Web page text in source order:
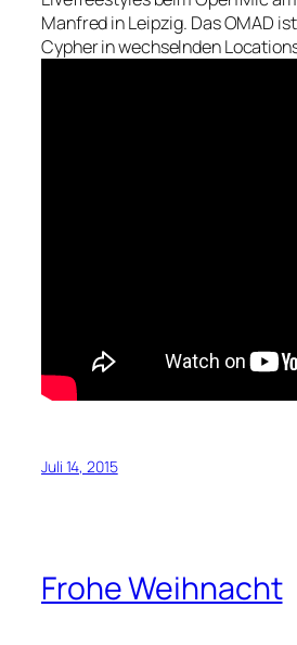
Manfred in Leipzig. Das OMAD
Cypher in wechselnden
Juli 14, 2015
Frohe Weihnacht